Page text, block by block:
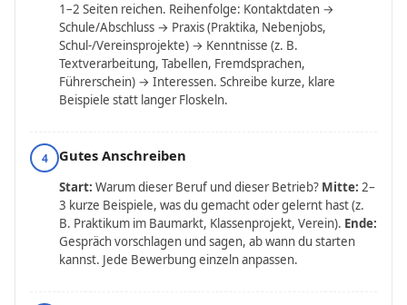
1–2 Seiten reichen. Reihenfolge: Kontaktdaten →
Schule/Abschluss → Praxis (Praktika, Nebenjobs,
Schul-/Vereinsprojekte) → Kenntnisse (z. B.
Textverarbeitung, Tabellen, Fremdsprachen,
Führerschein) → Interessen. Schreibe kurze, klare
Beispiele statt langer Floskeln.
4 Gutes Anschreiben
Start: Warum dieser Beruf und dieser Betrieb? Mitte: 2–
3 kurze Beispiele, was du gemacht oder gelernt hast (z.
B. Praktikum im Baumarkt, Klassenprojekt, Verein). Ende:
Gespräch vorschlagen und sagen, ab wann du starten
kannst. Jede Bewerbung einzeln anpassen.